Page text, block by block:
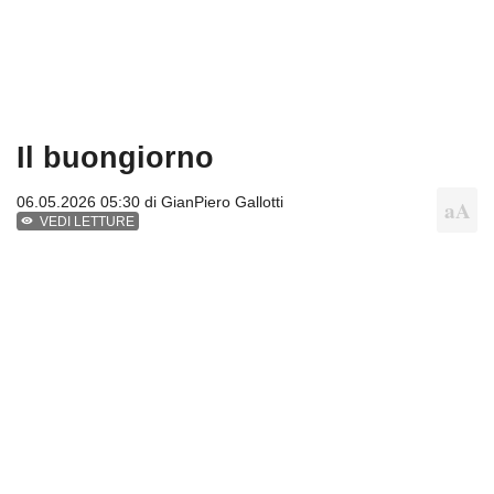
Il buongiorno
06.05.2026 05:30 di GianPiero Gallotti
VEDI LETTURE